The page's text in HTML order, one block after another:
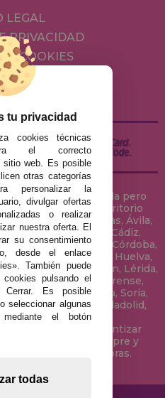
LEGAL
PRIVACIDAD
COOKIES
/ DESISTIMIENTO
ubicada en Sevilla pero
ciudad del territorio
Almería, Asturias, Ávila,
Burgos, Cáceres, Cádiz,
Ceuta, Ciudad Real, Córdoba,
Guipúzcoa, Huelva,
Las Palmas, Leon, Lérida,
Murcia, Navarra, Orense,
Segovia, Sevilla, Soria,
Toledo, Valencia, Valladolid,
y Zaragoza.
para garantizar
peninsular, siempre y
antes de las 18 horas.
tu privacidad
cookies técnicas
el correcto
sitio web. Es posible
otras categorías
personalizar la
divulgar ofertas
o realizar
nuestra oferta. El
su consentimiento
desde el enlace
También puede
pulsando el
Es posible
seleccionar algunas
el botón
todas